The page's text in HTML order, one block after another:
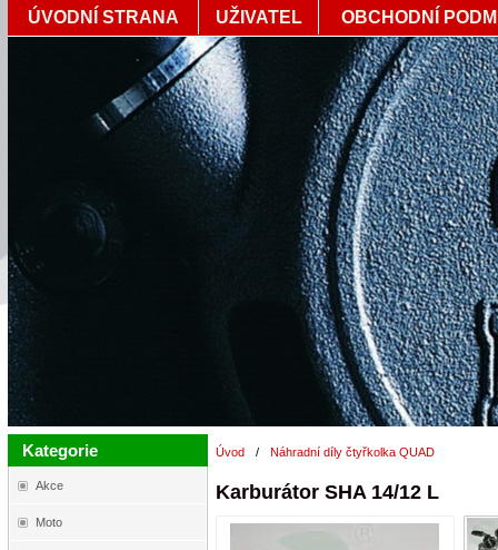
ÚVODNÍ STRANA UŽIVATEL OBCHODNÍ
Kategorie
Akce
Moto
Úvod / Náhradní díly čtyřkolka QUAD
Karburátor SHA 14/12 L